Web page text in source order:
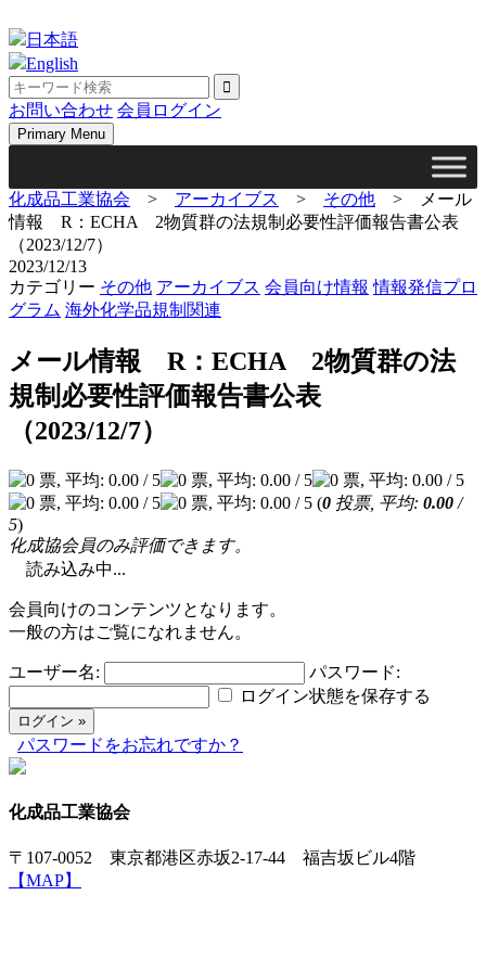
to
content
日本語
English
お問い合わせ 会員ログイン
Primary Menu
化成品工業協会 > アーカイブス > その他 >
メール
情報 R：ECHA 2物質群の法規制必要性評価報告書公表
（2023/12/7）
2023/12/13
カテゴリー その他 アーカイブス 会員向け情報 情報発信プロ
グラム 海外化学品規制関連
メール情報 R：ECHA 2物質群の法
規制必要性評価報告書公表
（2023/12/7）
(0 投票, 平均: 0.00 /
5)
化成協会員のみ評価できます。
読み込み中...
会員向けのコンテンツとなります。
一般の方はご覧になれません。
ユーザー名:
パスワード:
ログイン状態を保存する
パスワードをお忘れですか？
化成品工業協会
〒107-0052 東京都港区赤坂2-17-44 福吉坂ビル4階
【MAP】